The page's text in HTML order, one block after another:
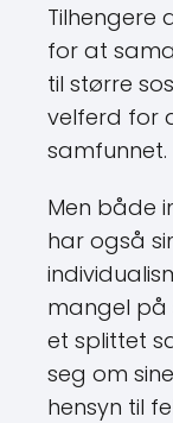
Tilhengere
for at
til større
velferd for
samfunnet.
Men både
har også
mangel på
et splittet
seg om
hensyn til